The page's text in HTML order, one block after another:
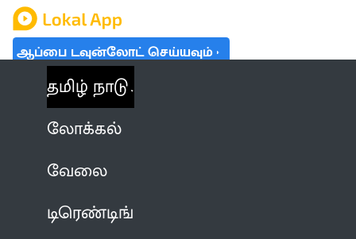
ஆப்பை டவுன்லோட் செய்யவும்
தமிழ் நாடு
லோக்கல்
வேலை
டிரெண்டிங்